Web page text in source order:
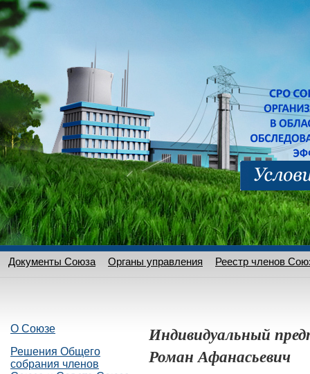
Документы Союза Органы управления Реестр членов
О Союзе
Решения Общего
собрания членов
Индивидуальный
Роман Афанасьевич